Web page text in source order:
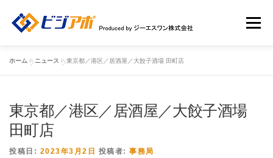
メニュー
HOME
店舗広告一覧 新規ユーザー登録申請 ログイン
ホーム »ニュース »東京都／港区／居酒屋／大餃子酒場 田町店
東京都／港区／居酒屋／大餃子酒場
田町店
投稿日: 2023年3月2日 投稿者: 事務局